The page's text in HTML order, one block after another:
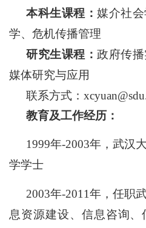
本科生课程：媒介社
学、危机传播管理
研究生课程：政府传播
媒体研究与应用
联系方式：
教育及工作经历：
1999年-2003年，武汉
学学士
2003年-2011年，任职
息资源建设、信息咨询、